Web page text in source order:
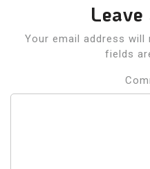
Your email address will
fields